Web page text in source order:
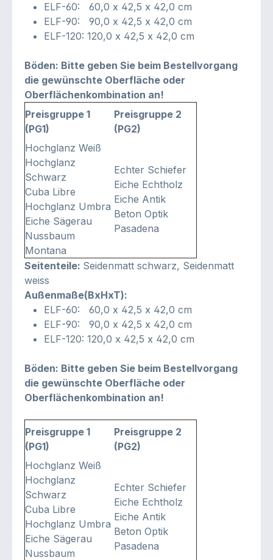
ELF-60: 60,0 x 42,5 x 42,0 cm
ELF-90: 90,0 x 42,5 x 42,0 cm
ELF-120: 120,0 x 42,5 x 42,0 cm
Böden: Bitte geben Sie beim Bestellvorgang
die gewünschte Oberfläche oder
Oberflächenkombination an!
Preisgruppe 1
(PG1)
Preisgruppe 2
(PG2)
Hochglanz Weiß
Hochglanz
Schwarz
Cuba Libre
Hochglanz Umbra
Eiche Sägerau
Nussbaum
Montana
Echter Schiefer
Eiche Echtholz
Eiche Antik
Beton Optik
Pasadena
Seitenteile: Seidenmatt schwarz, Seidenmatt
weiss
Außenmaße(BxHxT):
ELF-60: 60,0 x 42,5 x 42,0 cm
ELF-90: 90,0 x 42,5 x 42,0 cm
ELF-120: 120,0 x 42,5 x 42,0 cm
Böden: Bitte geben Sie beim Bestellvorgang
die gewünschte Oberfläche oder
Oberflächenkombination an!
Preisgruppe 1
(PG1)
Preisgruppe 2
(PG2)
Hochglanz Weiß
Hochglanz
Schwarz
Cuba Libre
Hochglanz Umbra
Eiche Sägerau
Nussbaum
Echter Schiefer
Eiche Echtholz
Eiche Antik
Beton Optik
Pasadena